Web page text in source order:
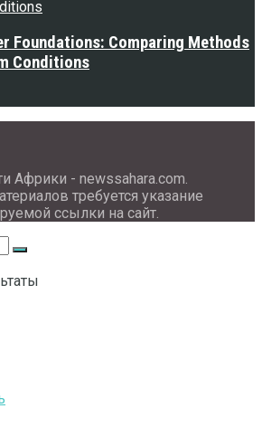
Foundations: Comparing Methods
Conditions
Африки - newssahara.com.
требуется указание
ссылки на сайт.